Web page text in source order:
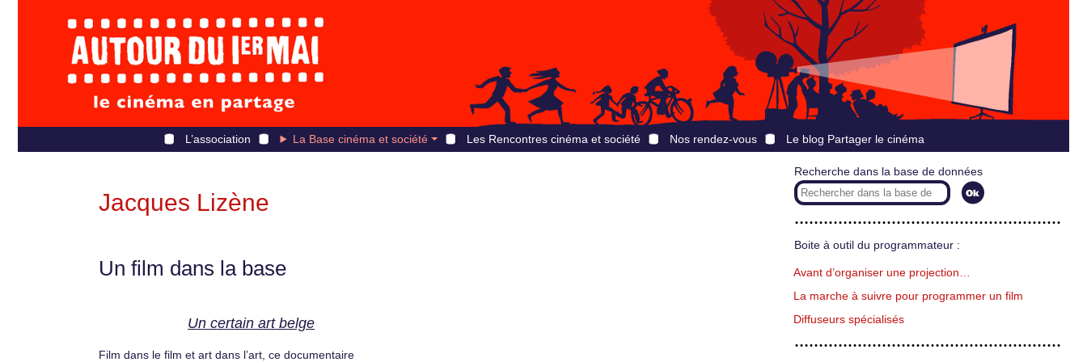
L’association La Base cinéma et société Les Rencontres cinéma et société Nos rendez-vous Le blog Partager le cinéma
Jacques Lizène
Un film dans la base
Un certain art belge
Film dans le film et art dans l’art, ce documentaire
Recherche dans la base de données
Boite à outil du programmateur :
Avant d’organiser une projection…
La marche à suivre pour programmer un film
Diffuseurs spécialisés